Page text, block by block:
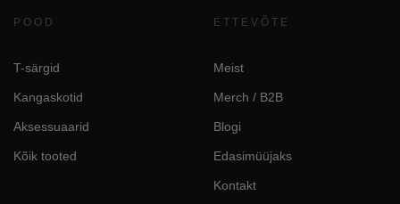
POOD
T-särgid
Kangaskotid
Aksessuaarid
Kõik tooted
ETTEVÕTE
Meist
Merch / B2B
Blogi
Edasimüüjaks
Kontakt